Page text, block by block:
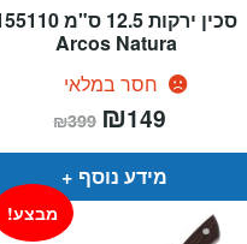
סכין ירקות 12.5 ס"מ
Arcos Natura
חסר במלאי
₪399 המחיר
המקורי
היה:
₪399.
₪149
הוא:
מידע נוסף
מבצע!